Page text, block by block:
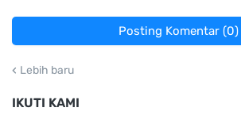
Posting Komentar (0)
Lebih baru
IKUTI KAMI